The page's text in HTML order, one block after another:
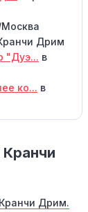
Москва
Дрим
"Дуэ... в
ко... в
Кранчи
Дрим.